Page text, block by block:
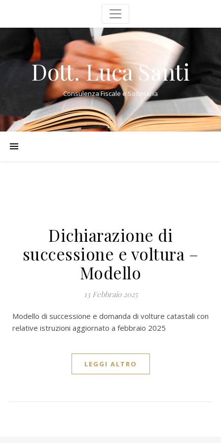
Dott. Luca Santi
Consulenza Fiscale e Societaria
Dichiarazione di
successione e voltura –
Modello
13 Febbraio 2025
Modello di successione e domanda di volture catastali con
relative istruzioni aggiornato a febbraio 2025
LEGGI ALTRO